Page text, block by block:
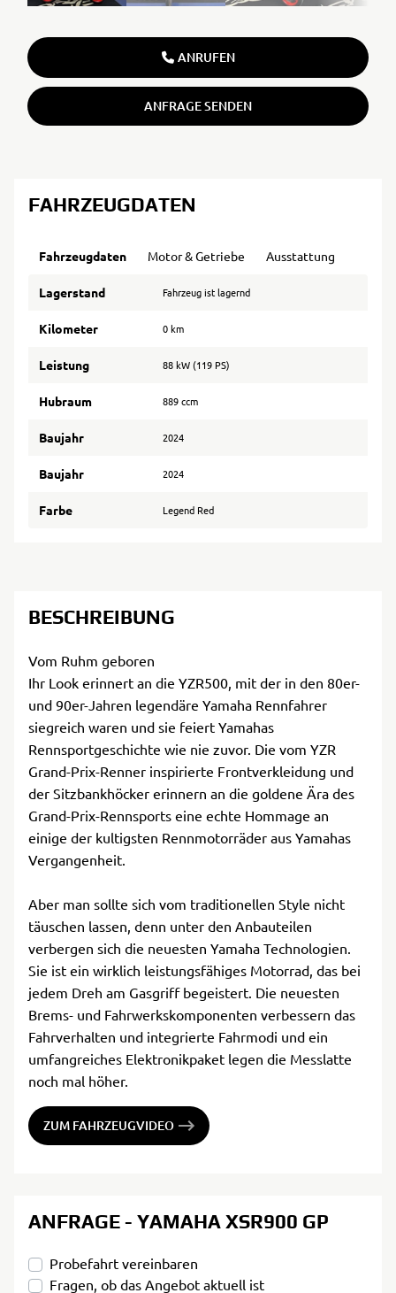
ANRUFEN
ANFRAGE SENDEN
FAHRZEUGDATEN
Fahrzeugdaten Motor & Getriebe Ausstattung
Lagerstand Fahrzeug ist lagernd
Kilometer 0 km
Leistung 88 kW (119 PS)
Hubraum 889 ccm
Baujahr 2024
Baujahr 2024
Farbe Legend Red
BESCHREIBUNG
Vom Ruhm geboren
Ihr Look erinnert an die YZR500, mit der in den 80er-
und 90er-Jahren legendäre Yamaha Rennfahrer
siegreich waren und sie feiert Yamahas
Rennsportgeschichte wie nie zuvor. Die vom YZR
Grand-Prix-Renner inspirierte Frontverkleidung und
der Sitzbankhöcker erinnern an die goldene Ära des
Grand-Prix-Rennsports eine echte Hommage an
einige der kultigsten Rennmotorräder aus Yamahas
Vergangenheit.
Aber man sollte sich vom traditionellen Style nicht
täuschen lassen, denn unter den Anbauteilen
verbergen sich die neuesten Yamaha Technologien.
Sie ist ein wirklich leistungsfähiges Motorrad, das bei
jedem Dreh am Gasgriff begeistert. Die neuesten
Brems- und Fahrwerkskomponenten verbessern das
Fahrverhalten und integrierte Fahrmodi und ein
umfangreiches Elektronikpaket legen die Messlatte
noch mal höher.
ZUM FAHRZEUGVIDEO
ANFRAGE - YAMAHA XSR900 GP
Probefahrt vereinbaren
Fragen, ob das Angebot aktuell ist